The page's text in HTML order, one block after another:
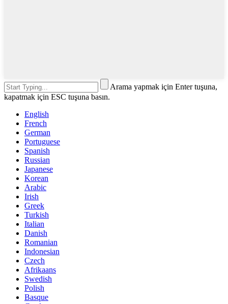
Arama yapmak için Enter tuşuna,
kapatmak için ESC tuşuna basın.
English
French
German
Portuguese
Spanish
Russian
Japanese
Korean
Arabic
Irish
Greek
Turkish
Italian
Danish
Romanian
Indonesian
Czech
Afrikaans
Swedish
Polish
Basque